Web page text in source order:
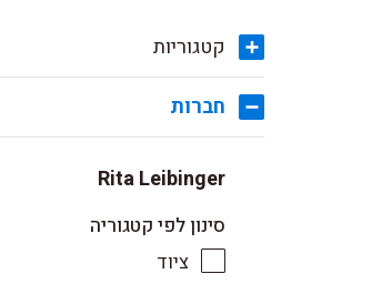
קטגוריות
חברות
Rita Leibinger
סינון לפי קטגוריה
ציוד